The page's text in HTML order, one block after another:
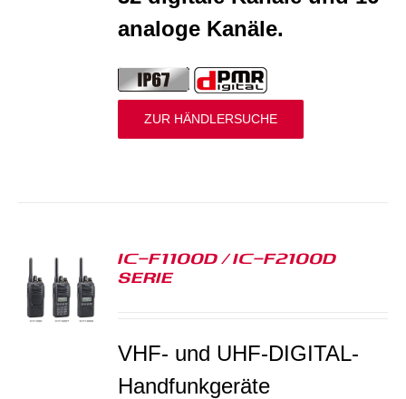
analoge Kanäle.
ZUR HÄNDLERSUCHE
IC-F1100D / IC-F2100D
SERIE
VHF- und UHF-DIGITAL-
Handfunkgeräte